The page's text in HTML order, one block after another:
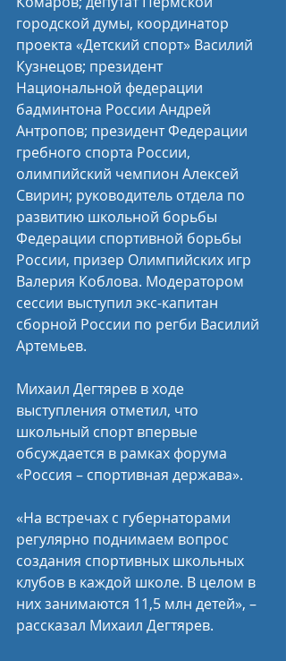
городской думы, координатор
проекта «Детский спорт» Василий
Кузнецов; президент
Национальной федерации
бадминтона России Андрей
Антропов; президент Федерации
гребного спорта России,
олимпийский чемпион Алексей
Свирин; руководитель отдела по
развитию школьной борьбы
Федерации спортивной борьбы
России, призер Олимпийских игр
Валерия Коблова. Модератором
сессии выступил экс-капитан
сборной России по регби Василий
Артемьев.
Михаил Дегтярев в ходе
выступления отметил, что
школьный спорт впервые
обсуждается в рамках форума
«Россия – спортивная держава».
«На встречах с губернаторами
регулярно поднимаем вопрос
создания спортивных школьных
клубов в каждой школе. В целом в
них занимаются 11,5 млн детей», –
рассказал Михаил Дегтярев.